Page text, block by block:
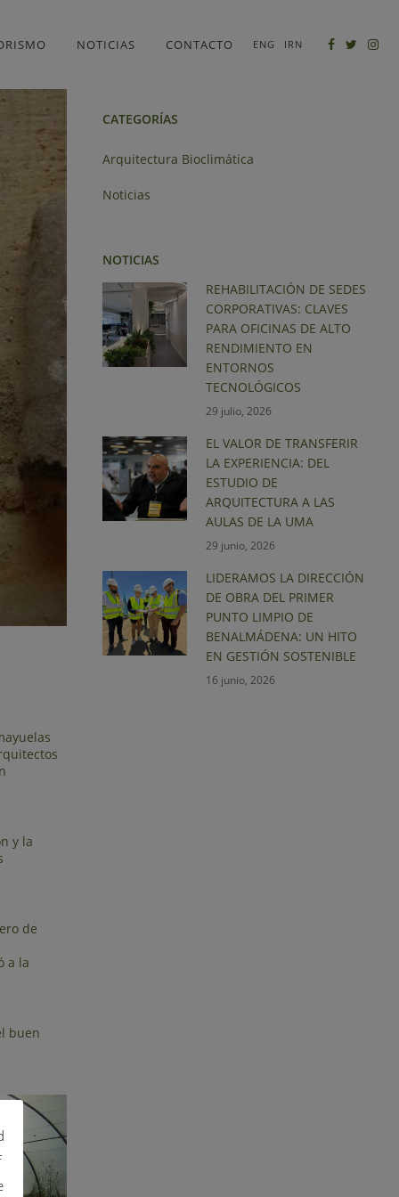
NOTICIAS CONTACTO ENG IRN
y la
de
a la
buen
CATEGORÍAS
Arquitectura Bioclimática
Noticias
NOTICIAS
REHABILITACIÓN DE SEDES
CORPORATIVAS: CLAVES
PARA OFICINAS DE ALTO
RENDIMIENTO EN
ENTORNOS
TECNOLÓGICOS
29 julio, 2026
EL VALOR DE TRANSFERIR
LA EXPERIENCIA: DEL
ESTUDIO DE
ARQUITECTURA A LAS
AULAS DE LA UMA
29 junio, 2026
LIDERAMOS LA DIRECCIÓN
DE OBRA DEL PRIMER
PUNTO LIMPIO DE
BENALMÁDENA: UN HITO
EN GESTIÓN SOSTENIBLE
16 junio, 2026